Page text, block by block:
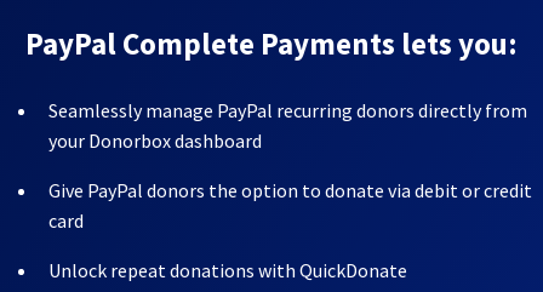
PayPal Complete Payments lets you:
Seamlessly manage PayPal recurring donors directly from
your Donorbox dashboard
Give PayPal donors the option to donate via debit or credit
card
Unlock repeat donations with QuickDonate